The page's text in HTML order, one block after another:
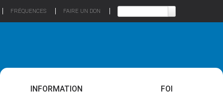
FRÉQUENCES FAIRE UN DON
INFORMATION FOI